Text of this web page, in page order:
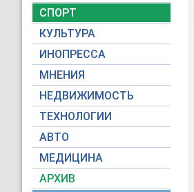
СПОРТ
КУЛЬТУРА
ИНОПРЕССА
МНЕНИЯ
НЕДВИЖИМОСТЬ
ТЕХНОЛОГИИ
АВТО
МЕДИЦИНА
АРХИВ